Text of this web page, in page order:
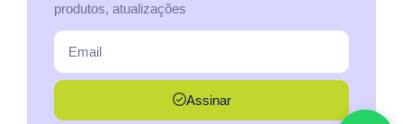
produtos, atualizações
Assinar